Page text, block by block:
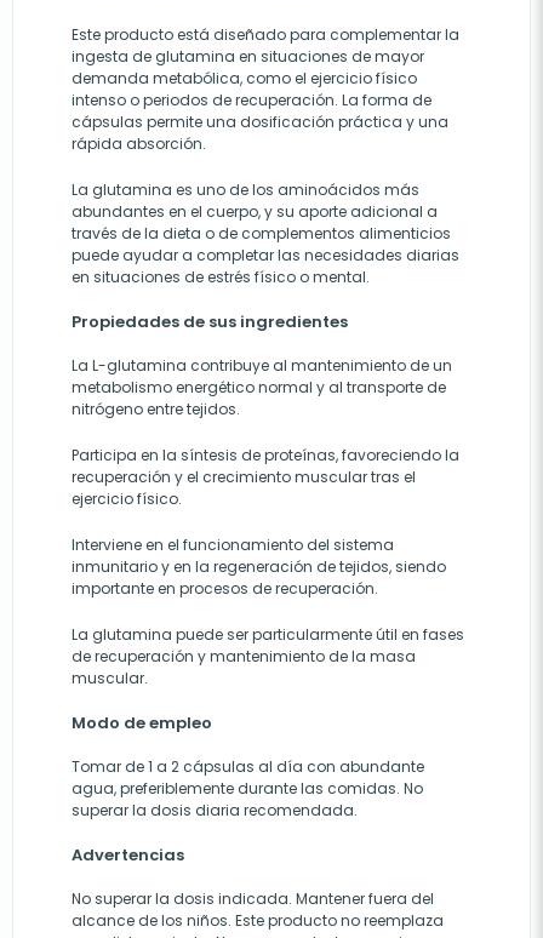
Este producto está diseñado para complementar la
ingesta de glutamina en situaciones de mayor
demanda metabólica, como el ejercicio físico
intenso o periodos de recuperación. La forma de
cápsulas permite una dosificación práctica y una
rápida absorción.
La glutamina es uno de los aminoácidos más
abundantes en el cuerpo, y su aporte adicional a
través de la dieta o de complementos alimenticios
puede ayudar a completar las necesidades diarias
en situaciones de estrés físico o mental.
Propiedades de sus ingredientes
La L-glutamina contribuye al mantenimiento de un
metabolismo energético normal y al transporte de
nitrógeno entre tejidos.
Participa en la síntesis de proteínas, favoreciendo la
recuperación y el crecimiento muscular tras el
ejercicio físico.
Interviene en el funcionamiento del sistema
inmunitario y en la regeneración de tejidos, siendo
importante en procesos de recuperación.
La glutamina puede ser particularmente útil en fases
de recuperación y mantenimiento de la masa
muscular.
Modo de empleo
Tomar de 1 a 2 cápsulas al día con abundante
agua, preferiblemente durante las comidas. No
superar la dosis diaria recomendada.
Advertencias
No superar la dosis indicada. Mantener fuera del
alcance de los niños. Este producto no reemplaza